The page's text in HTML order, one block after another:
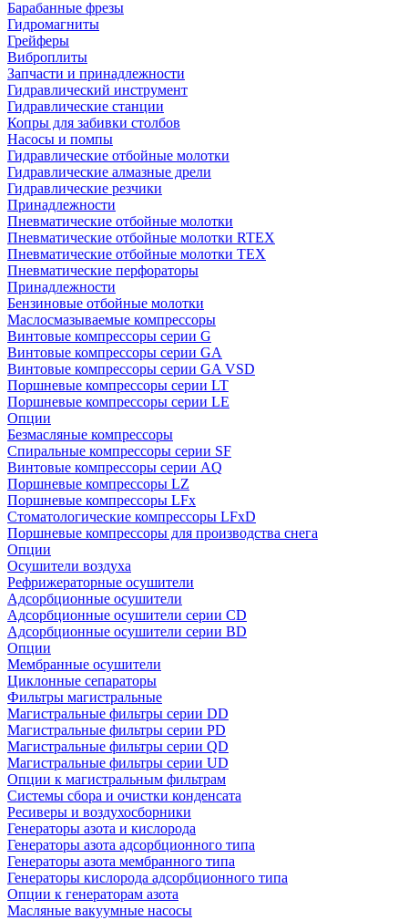
Барабанные фрезы
Гидромагниты
Грейферы
Виброплиты
Запчасти и принадлежности
Гидравлический инструмент
Гидравлические станции
Копры для забивки столбов
Насосы и помпы
Гидравлические отбойные молотки
Гидравлические алмазные дрели
Гидравлические резчики
Принадлежности
Пневматические отбойные молотки
Пневматические отбойные молотки RTEX
Пневматические отбойные молотки TEX
Пневматические перфораторы
Принадлежности
Бензиновые отбойные молотки
Маслосмазываемые компрессоры
Винтовые компрессоры серии G
Винтовые компрессоры cерии GA
Винтовые компрессоры cерии GA VSD
Поршневые компрессоры серии LT
Поршневые компрессоры серии LE
Опции
Безмасляные компрессоры
Спиральные компрессоры серии SF
Винтовые компрессоры серии AQ
Поршневые компрессоры LZ
Поршневые компрессоры LFx
Стоматологические компрессоры LFxD
Поршневые компрессоры для производства снега
Опции
Осушители воздуха
Рефрижераторные осушители
Адсорбционные осушители
Адсорбционные осушители серии CD
Адсорбционные осушители серии BD
Опции
Мембранные осушители
Циклонные сепараторы
Фильтры магистральные
Магистральные фильтры серии DD
Магистральные фильтры серии PD
Магистральные фильтры серии QD
Магистральные фильтры серии UD
Опции к магистральным фильтрам
Системы сбора и очистки конденсата
Ресиверы и воздухосборники
Генераторы азота и кислорода
Генераторы азота адсорбционного типа
Генераторы азота мембранного типа
Генераторы кислорода адсорбционного типа
Опции к генераторам азота
Масляные вакуумные насосы